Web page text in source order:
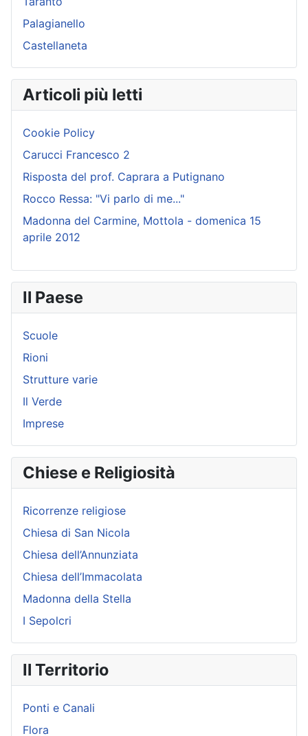
Palagianello
Castellaneta
Articoli più letti
Cookie Policy
Carucci Francesco 2
Risposta del prof. Caprara a Putignano
Rocco Ressa: "Vi parlo di me..."
Madonna del Carmine, Mottola - domenica 15
aprile 2012
Il Paese
Scuole
Rioni
Strutture varie
Il Verde
Imprese
Chiese e Religiosità
Ricorrenze religiose
Chiesa di San Nicola
Chiesa dell’Annunziata
Chiesa dell’Immacolata
Madonna della Stella
I Sepolcri
Il Territorio
Ponti e Canali
Flora